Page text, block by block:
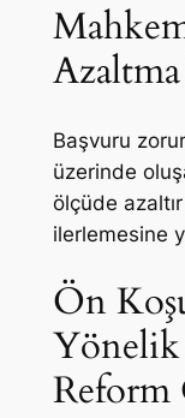
Başvuru
üzerinde
ölçüde
ilerlemesine
Ön